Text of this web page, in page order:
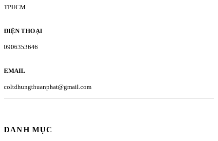
TPHCM
ĐIỆN THOẠI
0906353646
EMAIL
coltdhungthuanphat@gmail.com
DANH MỤC